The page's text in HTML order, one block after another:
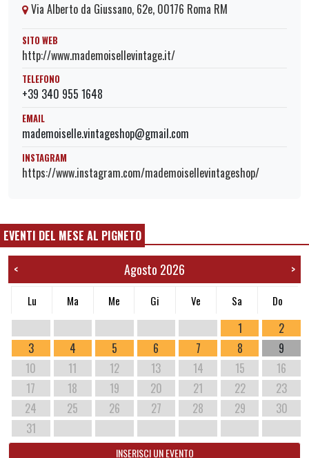
Via Alberto da Giussano, 62e, 00176 Roma RM
SITO WEB
http://www.mademoisellevintage.it/
TELEFONO
+39 340 955 1648
EMAIL
mademoiselle.vintageshop@gmail.com
INSTAGRAM
https://www.instagram.com/mademoisellevintageshop/
EVENTI DEL MESE AL PIGNETO
< Agosto 2026 >
Lu Ma Me Gi Ve Sa Do
1
2
3
4 5 6 7 8
9
10
11 12 13 14 15
16
17
18 19 20 21 22
23
24
25 26 27 28 29
30
31
INSERISCI UN EVENTO